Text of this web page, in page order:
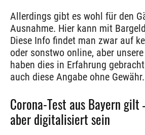
Allerdings gibt es wohl für den
Ausnahme. Hier kann mit
Diese Info findet man zwar auf
oder sonstwo online, aber
haben dies in Erfahrung
auch diese Angabe ohne Gewähr.
Corona-Test aus Bayern gilt
aber digitalisiert sein